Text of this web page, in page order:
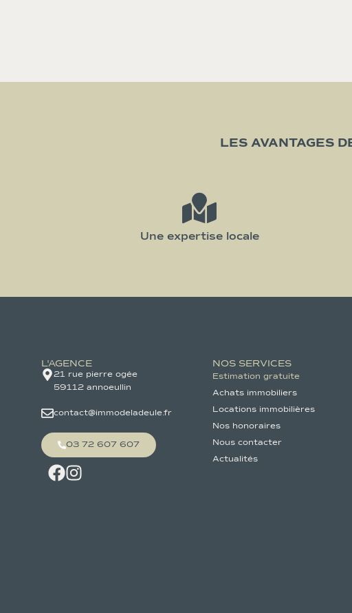
LES AVANTAGES
Une expertise locale
L'AGENCE
21 rue pierre ogée
59112 annoeullin
contact@immodeladeule.fr
03 72 607 607
NOS SERVICES
Estimation gratuite
Achats immobiliers
Locations immobilières
Nos honoraires
Nous contacter
Actualités